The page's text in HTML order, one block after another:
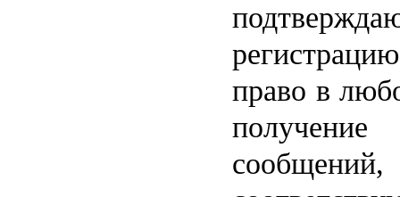
право в